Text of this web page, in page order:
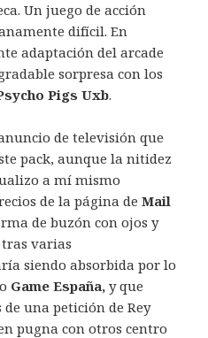
Un juego de acción
difícil. En
adaptación del arcade
sorpresa con los
Pigs Uxb.
de televisión que
pack, aunque la nitidez
a mí mismo
de la página deMail
de buzón con ojos y
varias
siendo absorbida por lo
Game España,y que
una petición de Rey
pugna con otros centro